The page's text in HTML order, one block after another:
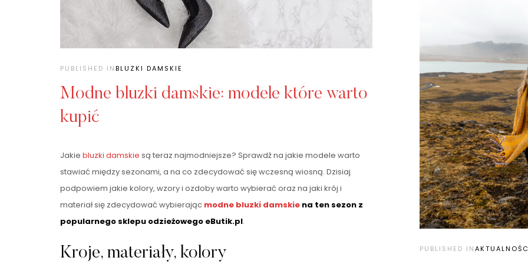
PUBLISHED INBLUZKI DAMSKIE
Modne bluzki damskie: modele które warto
kupić
Jakie bluzki damskie są teraz najmodniejsze? Sprawdź na jakie modele warto
stawiać między sezonami, a na co zdecydować się wczesną wiosną. Dzisiaj
podpowiem jakie kolory, wzory i ozdoby warto wybierać oraz na jaki krój i
materiał się zdecydować wybierając modne bluzki damskie na ten sezon z
popularnego sklepu odzieżowego eButik.pl.
Kroje, materiały, kolory PUBLISHED IN